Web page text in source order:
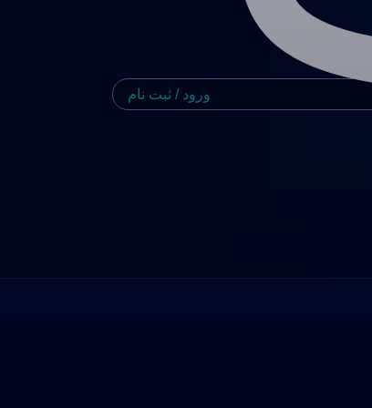
ورود / ثبت نام